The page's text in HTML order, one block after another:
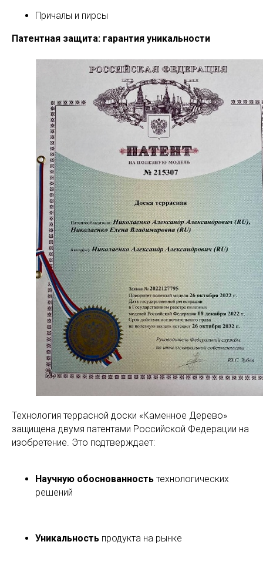
Причалы и пирсы
Патентная защита: гарантия уникальности
Технология террасной доски «Каменное Дерево»
защищена двумя патентами Российской Федерации на
изобретение. Это подтверждает:
Научную обоснованность технологических
решений
Уникальность продукта на рынке